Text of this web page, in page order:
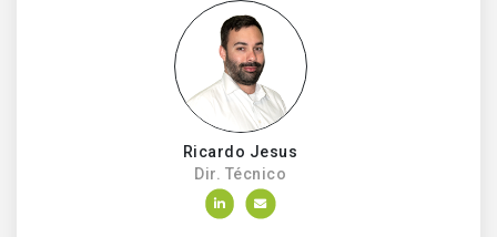
Ricardo Jesus
Dir. Técnico